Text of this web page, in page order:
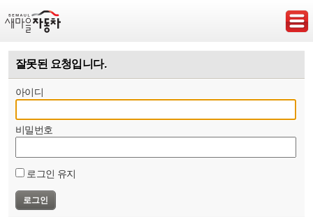
잘못된 요청입니다.
아이디
비밀번호
로그인 유지